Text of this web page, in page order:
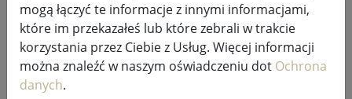
Kaemingk Lumineo LED lampki
choinkowe Basic ze ściemniaczem
80 LED ciepły biały zewnętrzny 6 m
czarny
mogą łączyć te informacje z innymi informacjami,
które im przekazałeś lub które zebrali w trakcie
korzystania przez Ciebie z Usług. Więcej informacji
można znaleźć w naszym oświadczeniu dot Ochrona
danych.